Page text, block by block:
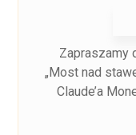
Zapraszamy
„Most nad
Claude’a